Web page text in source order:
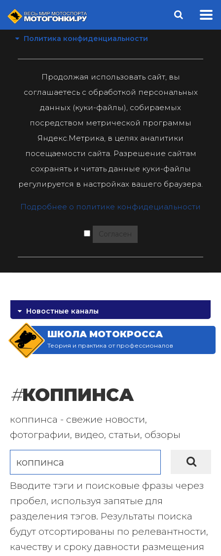
Политика конфиденциальности
Продолжая использовать сайт, вы
соглашаетесь с обработкой персональных
данных (куки-файлы), собираемых
посредством метрической программы
Яндекс.Метрика, в целях аналитики
посещаемости сайта. Разрешение сайтам
сохранять и читать данные куки-файлы
регулируется в настройках вашего браузера.
Подробнее о политике конфидециальности
Согласен
Новостные каналы
ШКОЛА МОТОКРОССА
Теория и практика от профессионалов
#КОППИНСА
коппинса - свежие новости,
фотографии, видео, статьи, обзоры
Вводите тэги и поисковые фразы через
пробел, используя запятые для
разделения тэгов. Результаты поиска
будут отсортированы по релевантности,
качеству и сроку давности размещения